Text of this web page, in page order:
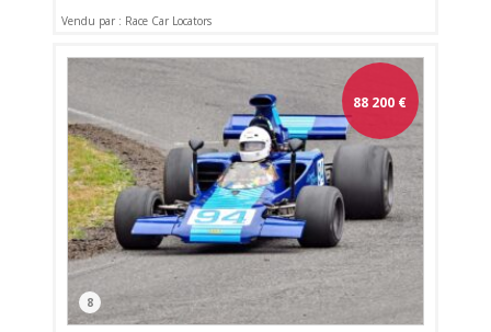
Vendu par : Race Car Locators
88 200 €
8